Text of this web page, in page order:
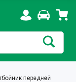
передней